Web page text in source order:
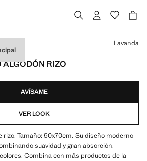
RIZO
€ ]
Lavanda
AVÍSAME
VER LOOK
rizo. Tamaño: 50x70cm. Su diseño moderno
suavidad y gran absorción.
Combina con más productos de la